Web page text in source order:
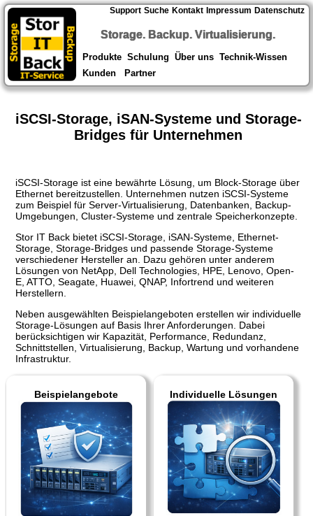
Support Suche Kontakt Impressum Datenschutz
Storage. Backup. Virtualisierung.
Produkte Schulung Über uns Technik-Wissen
Kunden
Partner
iSCSI-Storage, iSAN-Systeme und Storage-
Bridges für Unternehmen
iSCSI-Storage ist eine bewährte Lösung, um Block-Storage über
Ethernet bereitzustellen. Unternehmen nutzen iSCSI-Systeme
zum Beispiel für Server-Virtualisierung, Datenbanken, Backup-
Umgebungen, Cluster-Systeme und zentrale Speicherkonzepte.
Stor IT Back bietet iSCSI-Storage, iSAN-Systeme, Ethernet-
Storage, Storage-Bridges und passende Storage-Systeme
verschiedener Hersteller an. Dazu gehören unter anderem
Lösungen von NetApp, Dell Technologies, HPE, Lenovo, Open-
E, ATTO, Seagate, Huawei, QNAP, Infortrend und weiteren
Herstellern.
Neben ausgewählten Beispielangeboten erstellen wir individuelle
Storage-Lösungen auf Basis Ihrer Anforderungen. Dabei
berücksichtigen wir Kapazität, Performance, Redundanz,
Schnittstellen, Virtualisierung, Backup, Wartung und vorhandene
Infrastruktur.
Beispielangebote Individuelle Lösungen